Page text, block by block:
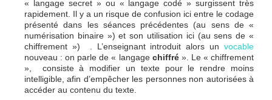
« langage secret » ou « langage codé » surgissent très
rapidement. Il y a un risque de confusion ici entre le codage
présenté dans les séances précédentes (au sens de «
numérisation binaire ») et son utilisation ici (au sens de «
chiffrement ») . L’enseignant introduit alors un vocable
nouveau : on parle de « langage chiffré ». Le « chiffrement
», consiste à modifier un texte pour le rendre moins
intelligible, afin d’empêcher les personnes non autorisées à
accéder au contenu du texte.